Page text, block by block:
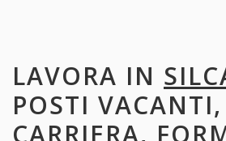
LAVORA IN
POSTI VACANTI,
CARRIERA,